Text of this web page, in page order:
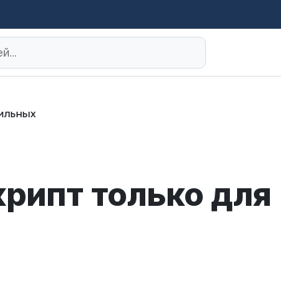
только для